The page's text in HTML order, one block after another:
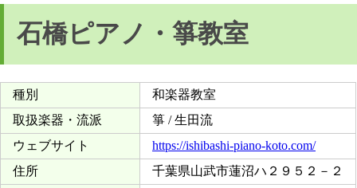
石橋ピアノ・箏教室
種別
和楽器教室
取扱楽器・流派
箏 / 生田流
ウェブサイト
https://ishibashi-piano-koto.com/
住所
千葉県山武市蓮沼ハ２９５２－２